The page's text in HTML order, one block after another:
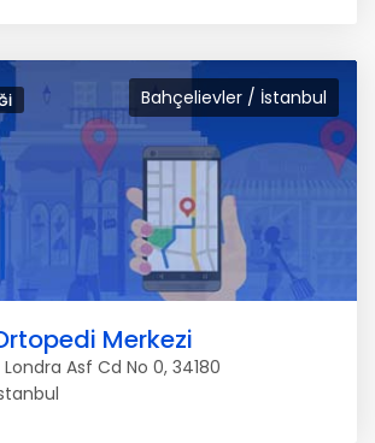
Bahçelievler / İstanbul
Merkezi
Londra Asf Cd No 0, 34180